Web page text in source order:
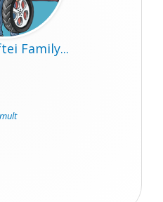
Family...